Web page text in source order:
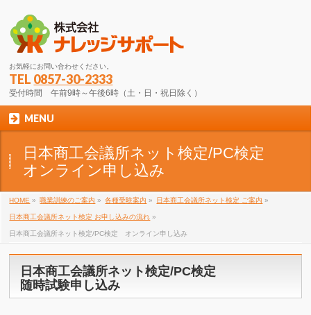
お気軽にお問い合わせください。
TEL 0857-30-2333
受付時間 午前9時～午後6時（土・日・祝日除く）
MENU
日本商工会議所ネット検定/PC検定
オンライン申し込み
HOME » 職業訓練のご案内 » 各種受験案内 » 日本商工会議所ネット検定 ご案内 »
日本商工会議所ネット検定 お申し込みの流れ »
日本商工会議所ネット検定/PC検定 オンライン申し込み
日本商工会議所ネット検定/PC検定
随時試験申し込み